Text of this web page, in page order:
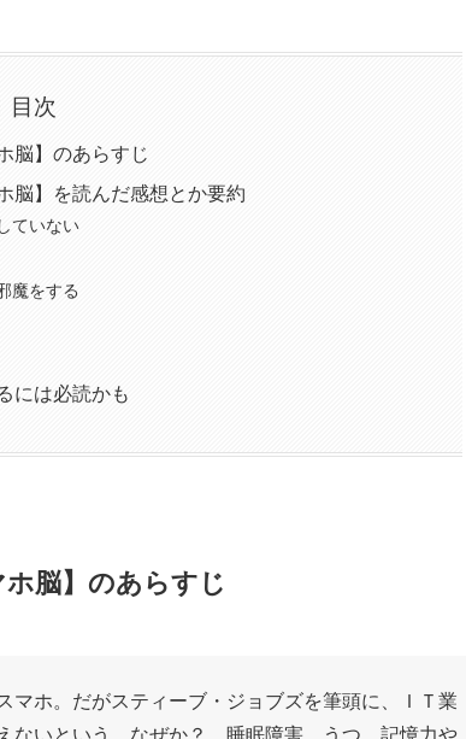
目次
脳】のあらすじ
脳】を読んだ感想とか要約
ていない
魔をする
には必読かも
脳】のあらすじ
マホ。だがスティーブ・ジョブズを筆頭に、ＩＴ業
ないという。なぜか？ 睡眠障害、うつ、記憶力や